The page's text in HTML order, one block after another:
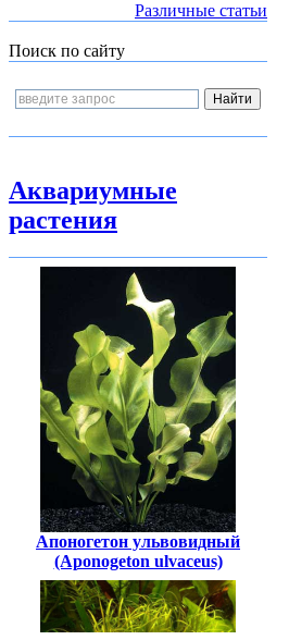
Различные статьи
Поиск по сайту
Аквариумные
растения
Апоногетон ульвовидный
(Aponogeton ulvaceus)